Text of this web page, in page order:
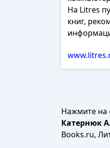
На Litres
книг,
Нажмите на
Катернюк
Books.ru,